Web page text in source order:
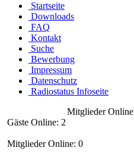
Startseite
Downloads
FAQ
Kontakt
Suche
Bewerbung
Impressum
Datenschutz
Radiostatus Infoseite
Mitglieder Online
Gäste Online: 2
Mitglieder Online: 0